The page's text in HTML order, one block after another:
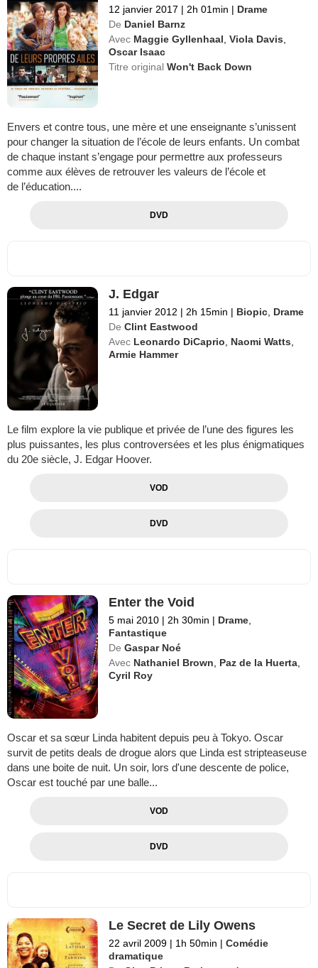
12 janvier 2017 | 2h 01min | Drame
De Daniel Barnz
Avec Maggie Gyllenhaal,Viola Davis,
Oscar Isaac
Titre originalWon't Back Down
Envers et contre tous, une mère et une enseignante s’unissent
pour changer la situation de l’école de leurs enfants. Un combat
de chaque instant s’engage pour permettre aux professeurs
comme aux élèves de retrouver les valeurs de l’école et
de l’éducation....
DVD
J. Edgar
11 janvier 2012 | 2h 15min | Biopic, Drame
De Clint Eastwood
Avec Leonardo DiCaprio, Naomi Watts,
Armie Hammer
Le film explore la vie publique et privée de l’une des figures les
plus puissantes, les plus controversées et les plus énigmatiques
du 20e siècle, J. Edgar Hoover.
VOD
DVD
Enter the Void
5 mai 2010 | 2h 30min | Drame,
Fantastique
De Gaspar Noé
Avec Nathaniel Brown, Paz de la Huerta,
Cyril Roy
Oscar et sa sœur Linda habitent depuis peu à Tokyo. Oscar
survit de petits deals de drogue alors que Linda est stripteaseuse
dans une boite de nuit. Un soir, lors d'une descente de police,
Oscar est touché par une balle...
VOD
DVD
Le Secret de Lily Owens
22 avril 2009 | 1h 50min | Comédie
dramatique